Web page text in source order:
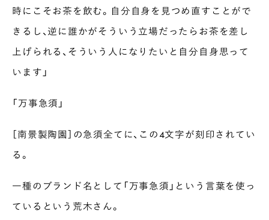
時にこそお茶を飲む。自分自身を見つめ直すことがで
きるし、逆に誰かがそういう立場だったらお茶を差し
上げられる、そういう人になりたいと自分自身思って
います」
「万事急須」
［南景製陶園］の急須全てに、この4文字が刻印されてい
る。
一種のブランド名として「万事急須」という言葉を使っ
ているという荒木さん。